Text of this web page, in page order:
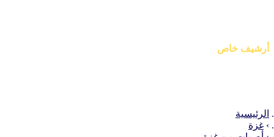
أرشيف خاص
الرئيسية
غزة